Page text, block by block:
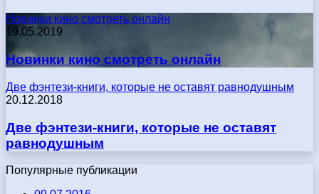
Новинки кино смотреть онлайн
19.05.2019
Новинки кино смотреть онлайн
Две фэнтези-книги, которые не оставят равнодушным
20.12.2018
Две фэнтези-книги, которые не оставят
равнодушным
Популярные публикации